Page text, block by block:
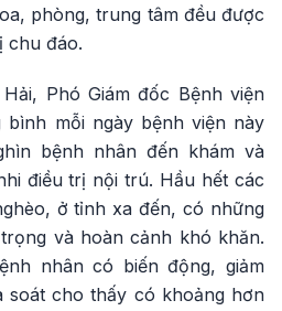
phòng, trung tâm đều được
chu đáo.
Phó Giám đốc Bệnh viện
bình mỗi ngày bệnh viện này
bệnh nhân đến khám và
điều trị nội trú. Hầu hết các
ở tỉnh xa đến, có những
và hoàn cảnh khó khăn.
nhân có biến động, giảm
soát cho thấy có khoảng hơn